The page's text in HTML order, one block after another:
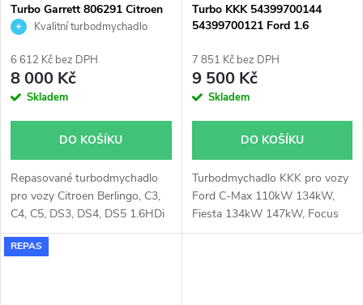
Turbo Garrett 806291 Citroen
Ford Mazda Peugeot Volvo 1.5
Kvalitní turbodmychadlo
6 612 Kč bez DPH
8 000 Kč
Skladem
DO KOŠÍKU
Repasované turbodmychadlo
pro vozy Citroen Berlingo, C3,
C4, C5, DS3, DS4, DS5 1.6HDi
84kW 85kW, Ford B-Max, C-
Max, Fiesta, Focus, Galaxy II,
Turbo KKK 54399700144
54399700121 Ford 1.6
7 851 Kč bez DPH
9 500 Kč
Skladem
DO KOŠÍKU
Turbodmychadlo KKK pro vozy
Ford C-Max 110kW 134kW,
Fiesta 134kW 147kW, Focus
110kW 134kW, Galaxy 118kW,
REPAS